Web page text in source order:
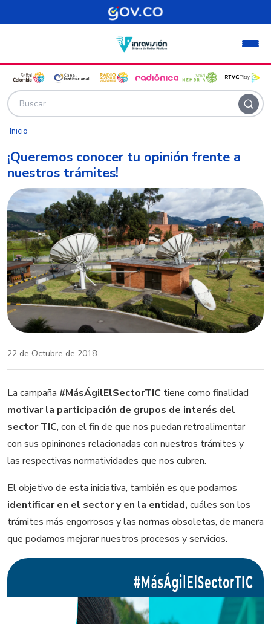
Pasar al contenido principal
Inicio
¡Queremos conocer tu opinión frente a
nuestros trámites!
22 de Octubre de 2018
La campaña #MásÁgilElSectorTIC tiene como finalidad
motivar la participación de grupos de interés del
sector TIC, con el fin de que nos puedan retroalimentar
con sus opininones relacionadas con nuestros trámites y
las respectivas normatividades que nos cubren.
El objetivo de esta iniciativa, también es que podamos
identificar en el sector y en la entidad, cuáles son los
trámites más engorrosos y las normas obsoletas, de manera
que podamos mejorar nuestros procesos y servicios.